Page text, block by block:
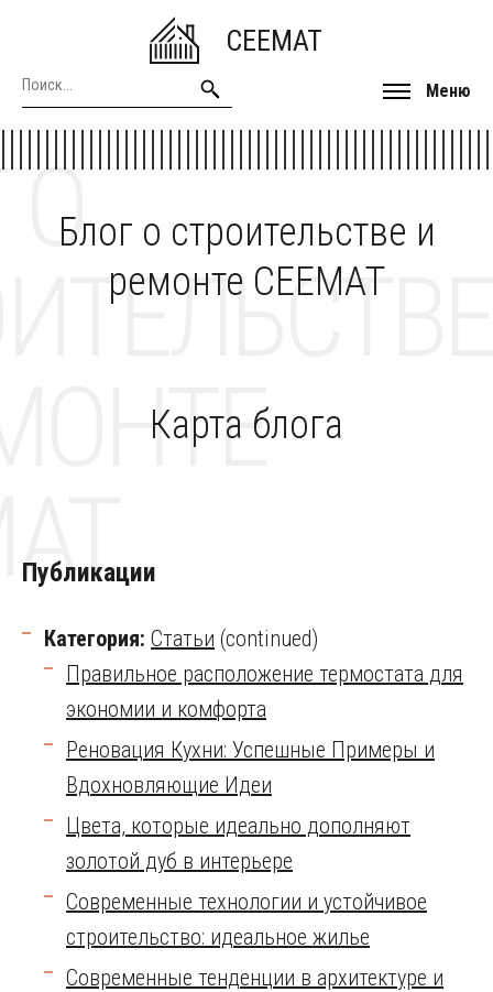
CEEMAT
Меню
Блог о строительстве и
ремонте CEEMAT
О
Карта блога
Публикации
Категория: Статьи (continued)
Правильное расположение термостата для
экономии и комфорта
Реновация Кухни: Успешные Примеры и
Вдохновляющие Идеи
Цвета, которые идеально дополняют
золотой дуб в интерьере
Современные технологии и устойчивое
строительство: идеальное жилье
Современные тенденции в архитектуре и